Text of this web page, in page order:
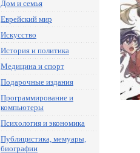
Дом и семья
Еврейский мир
Искусство
История и политика
Медицина и спорт
Подарочные издания
Программирование и
компьютеры
Психология и экономика
Публицистика, мемуары,
биографии